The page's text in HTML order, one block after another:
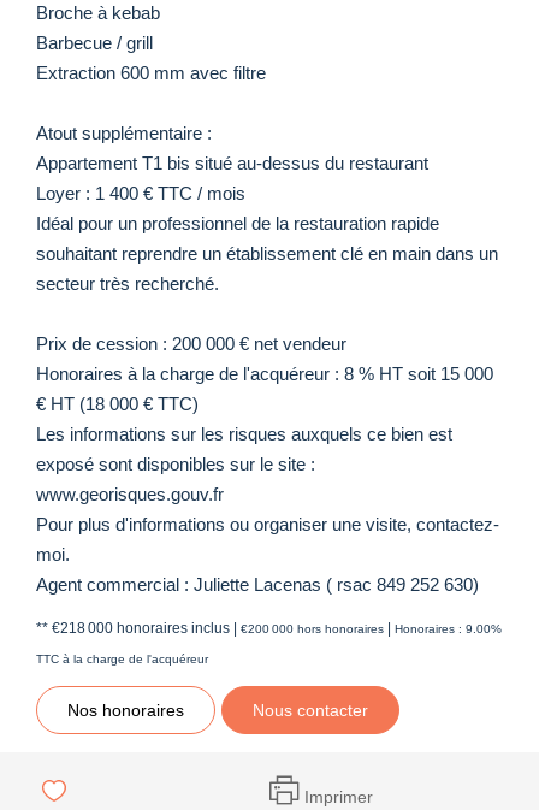
Broche à kebab
Barbecue / grill
Extraction 600 mm avec filtre
Atout supplémentaire :
Appartement T1 bis situé au-dessus du restaurant
Loyer : 1 400 € TTC / mois
Idéal pour un professionnel de la restauration rapide
souhaitant reprendre un établissement clé en main dans un
secteur très recherché.
Prix de cession : 200 000 € net vendeur
Honoraires à la charge de l'acquéreur : 8 % HT soit 15 000
€ HT (18 000 € TTC)
Les informations sur les risques auxquels ce bien est
exposé sont disponibles sur le site :
www.georisques.gouv.fr
Pour plus d'informations ou organiser une visite, contactez-
moi.
Agent commercial : Juliette Lacenas ( rsac 849 252 630)
** €218 000 honoraires inclus | €200 000 hors honoraires | Honoraires : 9.00%
TTC à la charge de l'acquéreur
Nos honoraires Nous contacter
Imprimer